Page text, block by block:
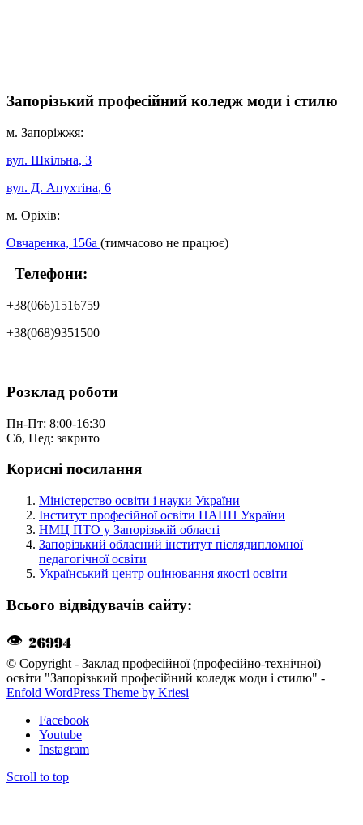
Запорізький професійний коледж моди і стилю
м. Запоріжжя:
вул. Шкільна, 3
вул. Д. Апухтіна, 6
м. Оріхів:
Овчаренка, 156а (тимчасово не працює)
Телефони:
+38(066)1516759
+38(068)9351500
Розклад роботи
Пн-Пт: 8:00-16:30
Сб, Нед: закрито
Корисні посилання
Міністерство освіти і науки України
Інститут професійної освіти НАПН України
НМЦ ПТО у Запорізькій області
Запорізький обласний інститут післядипломної
педагогічної освіти
Український центр оцінювання якості освіти
Всього відвідувачів сайту:
👁
© Copyright - Заклад професійної (професійно-технічної)
освіти "Запорізький професійний коледж моди і стилю" -
Enfold WordPress Theme by Kriesi
Facebook
Youtube
Instagram
Scroll to top